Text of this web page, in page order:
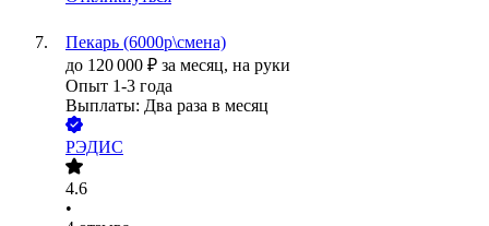
Пекарь (6000р\смена)
до 120 000 ₽ за месяц, на руки
Опыт 1-3 года
Выплаты: Два раза в месяц
РЭДИС
4.6
•